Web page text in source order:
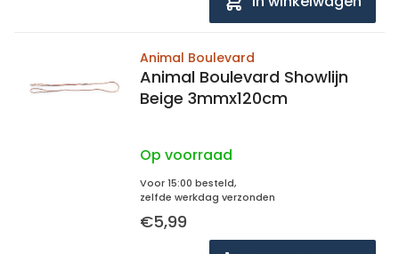
Animal Boulevard
Animal Boulevard Showlijn
Beige 3mmx120cm
Op voorraad
Voor 15:00 besteld,
zelfde werkdag verzonden
€5,99